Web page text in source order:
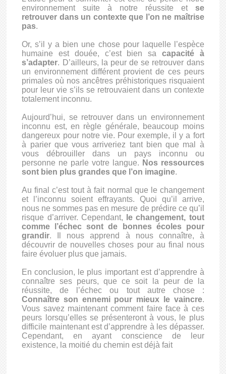
environnement suite à notre réussite et se
retrouver dans un contexte que l’on ne maîtrise
pas.
Or, s’il y a bien une chose pour laquelle l’espèce
humaine est douée, c’est bien sa capacité à
s’adapter. D’ailleurs, la peur de se retrouver dans
un environnement différent provient de ces peurs
primales où nos ancêtres préhistoriques risquaient
pour leur vie s’ils se retrouvaient dans un contexte
totalement inconnu.
Aujourd’hui, se retrouver dans un environnement
inconnu est, en règle générale, beaucoup moins
dangereux pour notre vie. Pour exemple, il y a fort
à parier que vous arriveriez tant bien que mal à
vous débrouiller dans un pays inconnu ou
personne ne parle votre langue. Nos ressources
sont bien plus grandes que l’on imagine.
Au final c’est tout à fait normal que le changement
et l’inconnu soient effrayants. Quoi qu’il arrive,
nous ne sommes pas en mesure de prédire ce qu’il
risque d’arriver. Cependant,
le changement, tout
comme l’échec sont de
bonnes écoles pour
grandir. Il nous apprend à nous connaître, à
découvrir de nouvelles choses pour au final nous
faire évoluer plus que jamais.
En conclusion, le plus important est d’apprendre à
connaître ses peurs, que ce soit la peur de la
réussite, de l’échec ou tout autre chose :
Connaître son ennemi pour mieux le vaincre.
Vous savez maintenant comment faire face à ces
peurs lorsqu’elles se présenteront à vous, le plus
difficile maintenant est d’apprendre à les dépasser.
Cependant, en ayant conscience de leur
existence, la moitié du chemin est déjà fait